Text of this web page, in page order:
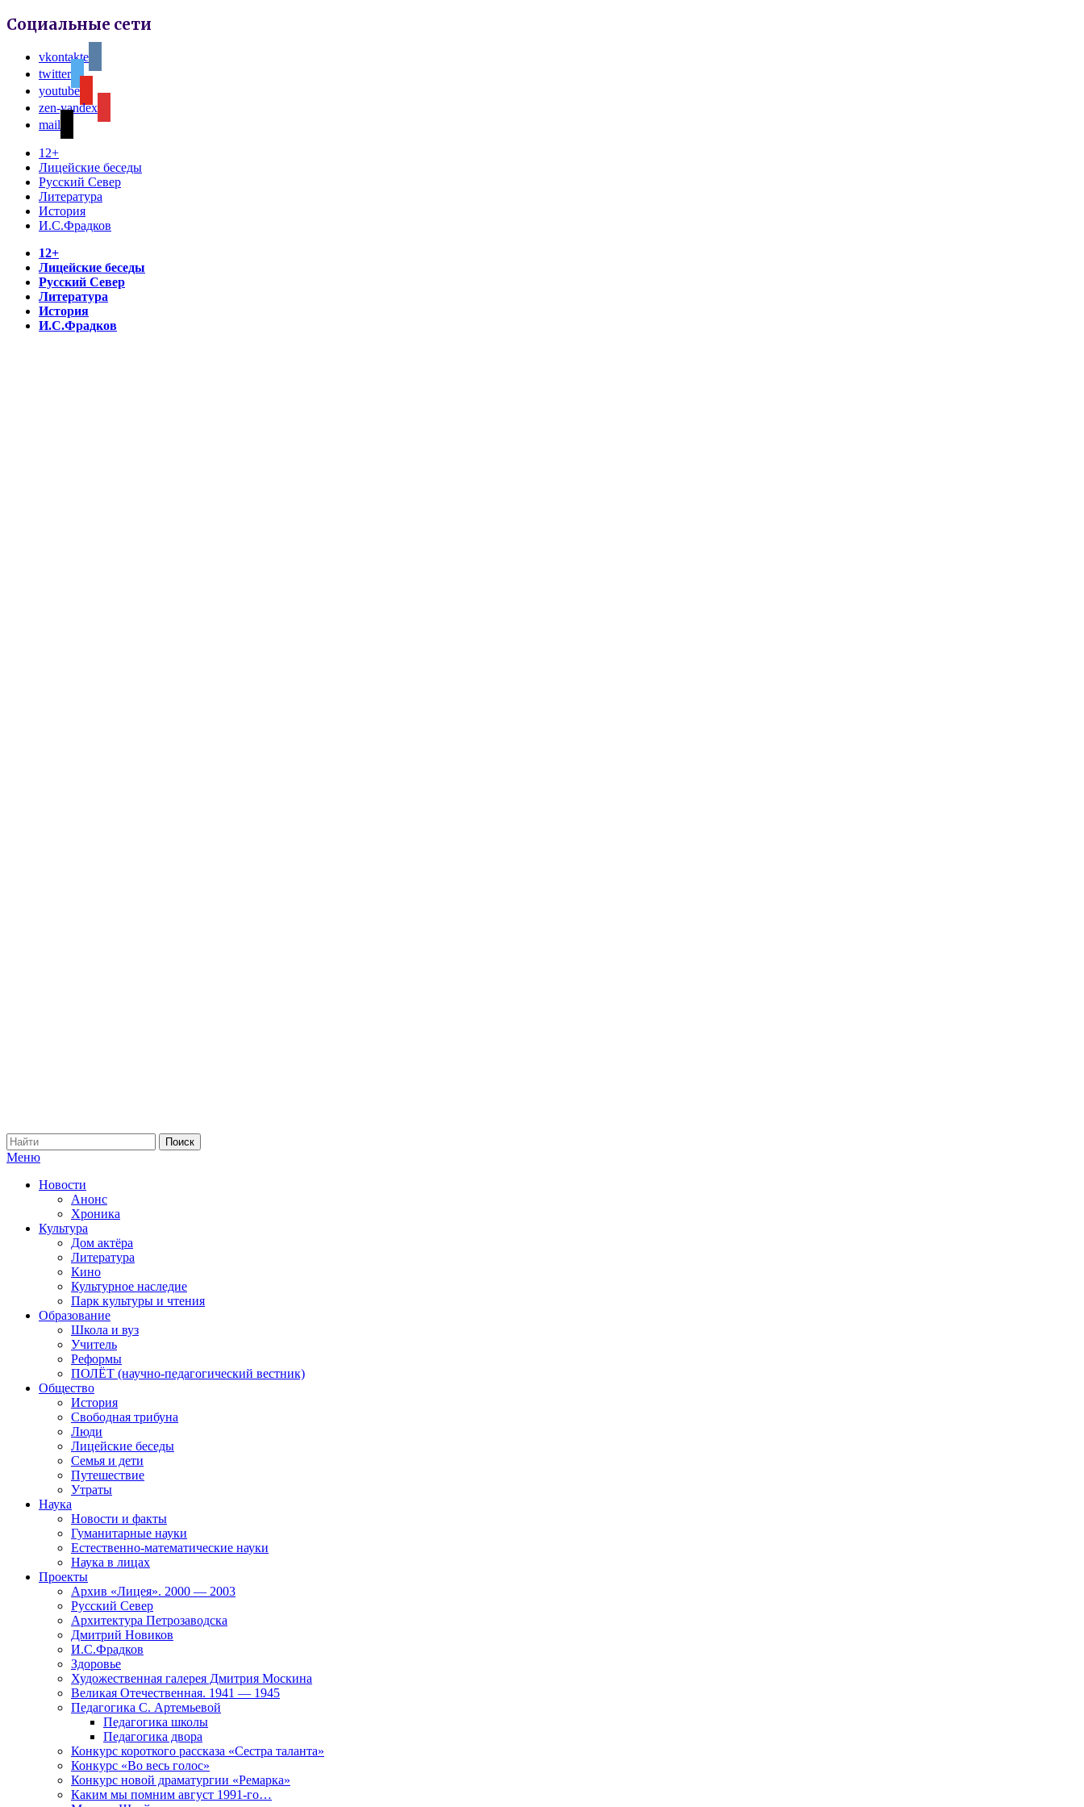
Социальные сети
vkontakte
twitter
youtube
zen-yandex
mail
12+
Лицейские беседы
Русский Север
Литература
История
И.С.Фрадков
12+
Лицейские беседы
Русский Север
Литература
История
И.С.Фрадков
Меню
Новости
Анонс
Хроника
Культура
Дом актёра
Литература
Кино
Культурное наследие
Парк культуры и чтения
Образование
Школа и вуз
Учитель
Реформы
ПОЛЁТ (научно-педагогический вестник)
Общество
История
Свободная трибуна
Люди
Лицейские беседы
Семья и дети
Путешествие
Утраты
Наука
Новости и факты
Гуманитарные науки
Естественно-математические науки
Наука в лицах
Проекты
Архив «Лицея». 2000 — 2003
Русский Север
Архитектура Петрозаводска
Дмитрий Новиков
И.С.Фрадков
Здоровье
Художественная галерея Дмитрия Москина
Великая Отечественная. 1941 — 1945
Педагогика С. Артемьевой
Педагогика школы
Педагогика двора
Конкурс короткого рассказа «Сестра таланта»
Конкурс «Во весь голос»
Конкурс новой драматургии «Ремарка»
Каким мы помним август 1991-го…